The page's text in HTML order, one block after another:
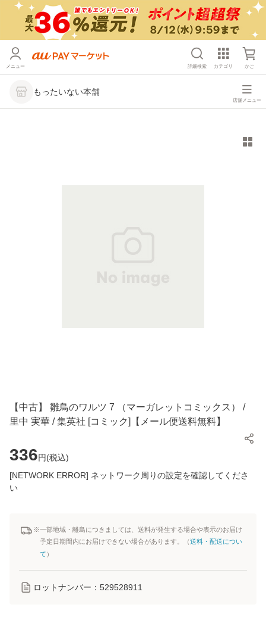
メニュー 詳細検索 カテゴリ かご
もったいない本舗
店舗メニュー
【中古】 雛鳥のワルツ 7 （マーガレットコミックス） /
里中 実華 / 集英社 [コミック]【メール便送料無料】
336円(税込)
[NETWORK ERROR] ネットワーク周りの設定を確認してくださ
い
※一部地域・離島につきましては、送料が発生する場合や表示のお届け
予定日期間内にお届けできない場合があります。（送料・配送につい
て ）
ロットナンバー： 529528911